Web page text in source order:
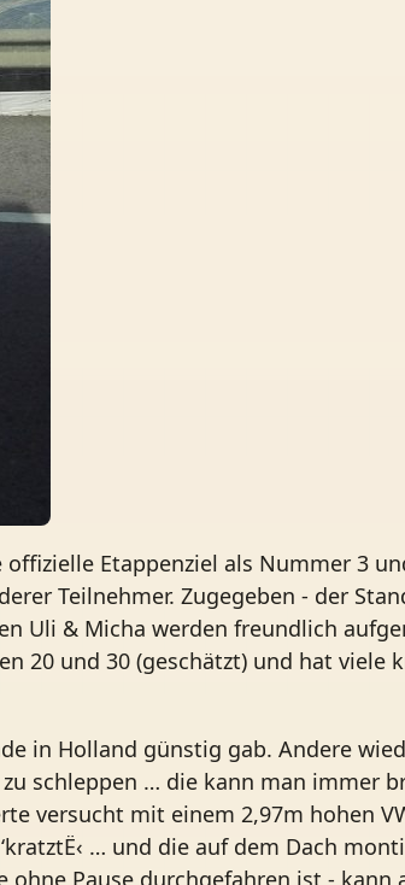
Etappenziel als Nummer 3
Teilnehmer. Zugegeben - der
Uli & Micha werden freundlich
20 und 30 (geschätzt) und hat viele
in Holland günstig gab. Andere
schleppen … die kann man immer
versucht mit einem 2,97m hohen
… und die auf dem Dach